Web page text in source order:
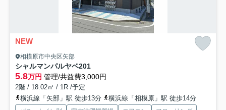
NEW
相模原市中央区矢部
シャルマンパルヤベ201
5.8万円 管理/共益費3,000円
2階 / 18.02㎡ / 1R /予定
横浜線「矢部」駅 徒歩13分
横浜線「相模原」駅 徒歩14分